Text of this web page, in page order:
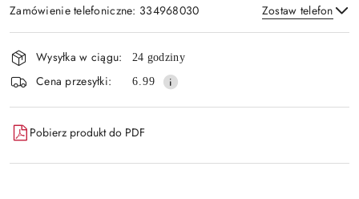
Zamówienie telefoniczne: 334968030 Zostaw telefon
Wyślij
i
dostawa
Wysyłka w ciągu: 24 godziny
Cena przesyłki: 6.99
Pobierz produkt do PDF